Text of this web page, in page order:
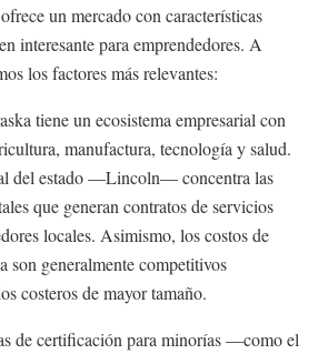
un mercado con características
interesante para emprendedores. A
los factores más relevantes:
tiene un ecosistema empresarial con
manufactura, tecnología y salud.
del estado —Lincoln— concentra las
que generan contratos de servicios
locales. Asimismo, los costos de
son generalmente competitivos
costeros de mayor tamaño.
de certificación para minorías —como el